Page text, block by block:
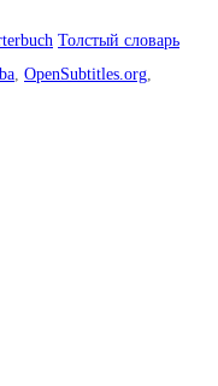
Толстый словарь
OpenSubtitles.org